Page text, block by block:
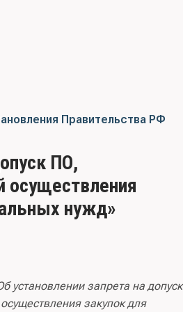
Правительства РФ
ПО,
осуществления
нужд»
установлении запрета на допуск
закупок для